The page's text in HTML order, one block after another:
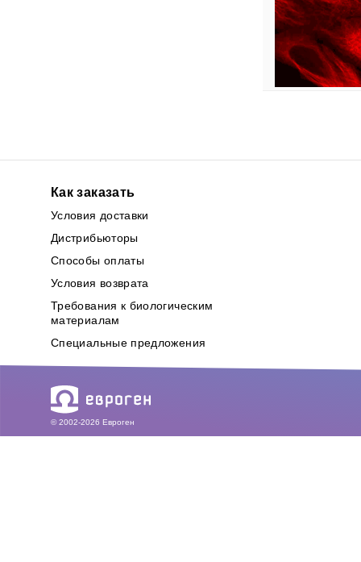
Как заказать
Условия доставки
Дистрибьюторы
Способы оплаты
Условия возврата
Требования к биологическим
материалам
Специальные предложения
© 2002-2026 Евроген